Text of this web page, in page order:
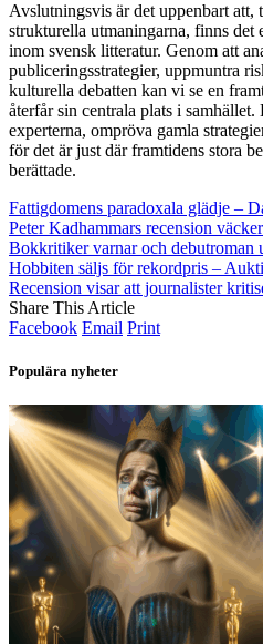
Avslutningsvis är det uppenbart att,
strukturella utmaningarna, finns det
inom svensk litteratur. Genom att
publiceringsstrategier, uppmuntra
kulturella debatten kan vi se en
återfår sin centrala plats i samhället.
experterna, ompröva gamla
för det är just där framtidens stora
berättade.
Fattigdomens paradoxala glädje –
Peter Kadhammars recension
Bokkritiker varnar och debutroman
Hobbiten säljs för rekordpris –
Recension visar att journalister
Share This Article
Facebook Email Print
Populära nyheter